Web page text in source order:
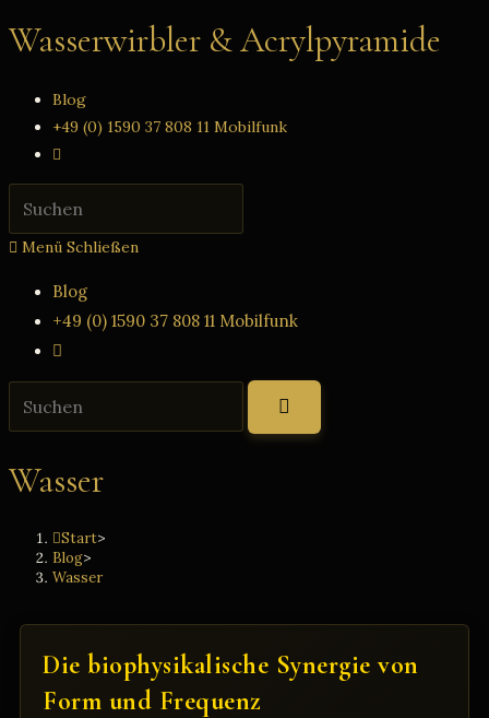
Inhalt
Wasserwirbler & Acrylpyramide
Blog
+49 (0) 1590 37 808 11 Mobilfunk
Website-
Suche
umschalten
search
Menü Schließen
Blog
+49 (0) 1590 37 808 11 Mobilfunk
Website-
Suche
umschalten
Website
Wasser
Start>
Blog>
Wasser
Die biophysikalische Synergie von
Form und Frequenz